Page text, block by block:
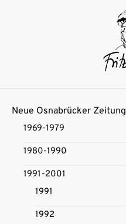
Neue Osnabrücker Zeitung
1969-1979
1980-1990
1991-2001
1991
1992